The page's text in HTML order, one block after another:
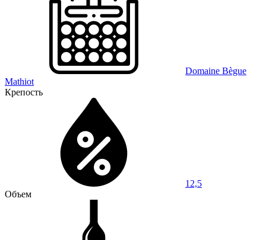
Domaine Bègue
Mathiot
Крепость
12,5
Объем